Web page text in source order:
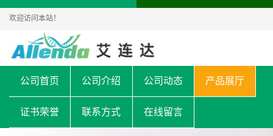
欢迎访问本站！
公司首页 公司介绍 公司动态 产品展厅
证书荣誉 联系方式 在线留言